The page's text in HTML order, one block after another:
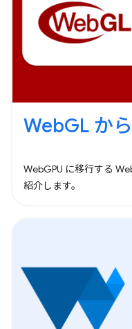
WebGL か
WebGPU に移行する
紹介します。